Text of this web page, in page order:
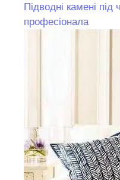
Підводні камені
професіонала